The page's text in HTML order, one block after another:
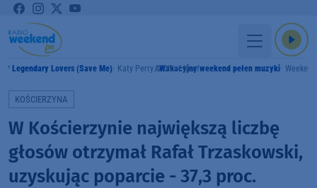
Legendary Lovers (Save Me) Katy Perry & Chief KeefWakacyjny weekend pełen muzyki
KOŚCIERZYNA
W Kościerzynie największą liczbę
głosów otrzymał Rafał Trzaskowski,
uzyskując poparcie - 37,3 proc.